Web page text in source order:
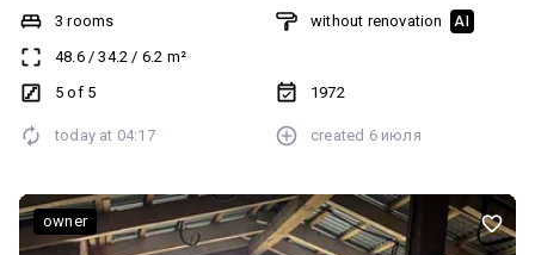
окремо кухня. Будинок та під'їзд доглянуті. Опалення
централізоване, підігрів води газова колонка, на підлозі паркет
та ліноліум. Вихід на балкон з великої кімнати. Квартира
потребує капітального ремонту.
3 rooms
48.6/34.2 / 6.2 m²
5 of 5
without renovation AI
1972
today at 04:17 created 6 июля
owner